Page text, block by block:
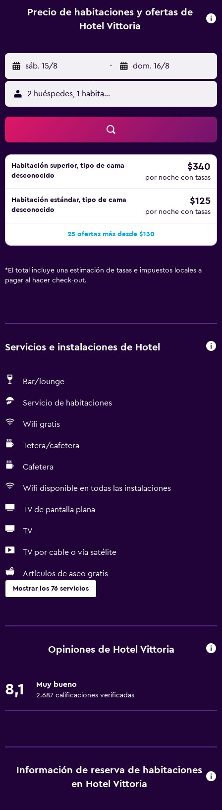
gratuitos y secador de pelo. Este hotel en Milán ofrece
acceso a Internet por cable y wifi gratis. Los servicios para
gratuitas (pueden existir restricciones). Se ofrece servicio
de limpieza todos los días. Se pueden practicar las
actividades de ocio y esparcimiento que se indican más
abajo en las instalaciones o cerca del alojamiento (es
posible que se aplique un recargo).
Precio de habitaciones y ofertas de
Hotel Vittoria
sáb. 15/8 - dom. 16/8
2 huéspedes, 1 habitación
Habitación superior, tipo de cama
desconocido
$340
por noche con tasas
Habitación estándar, tipo de cama
desconocido
$125
por noche con tasas
25 ofertas más desde $130
* El total incluye una estimación de tasas e impuestos locales a
pagar al hacer check-out.
Servicios e instalaciones de Hotel
Bar/lounge
Servicio de habitaciones
Wifi gratis
Tetera/cafetera
Cafetera
Wifi disponible en todas las instalaciones
TV de pantalla plana
TV
TV por cable o vía satélite
Artículos de aseo gratis
Mostrar los 76 servicios
Ducha
Secador de pelo
Baño privado
Opiniones de Hotel Vittoria
8,1 Muy bueno
2.687 calificaciones verificadas
Información de reserva de habitaciones
en Hotel Vittoria